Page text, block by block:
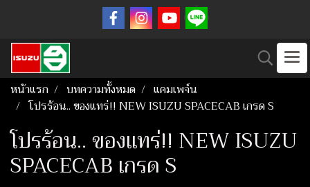
หน้าแรก บทความทั้งหมด
แคมเพจ์น
โปรร้อน.. ของแทร่!! NEW ISUZU SPACECAB เกรด S
โปรร้อน.. ของแทร่!! NEW ISUZU
SPACECAB เกรด S